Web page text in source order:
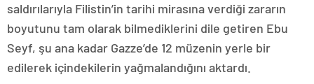
saldırılarıyla Filistin’in tarihi mirasına verdiği zararın
boyutunu tam olarak bilmediklerini dile getiren Ebu
Seyf, şu ana kadar Gazze’de 12 müzenin yerle bir
edilerek içindekilerin yağmalandığını aktardı.